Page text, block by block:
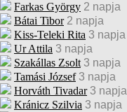
Farkas György 2 napja
Bátai Tibor 2 napja
Kiss-Teleki Rita 3 napja
Ur Attila 3 napja
Szakállas Zsolt 3 napja
Tamási József 3 napja
Horváth Tivadar 3 napja
Kránicz Szilvia 3 napja